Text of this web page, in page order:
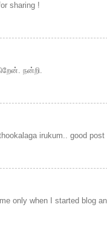
sharing !
நன்றி.
irukum.. good post
only when I started blog